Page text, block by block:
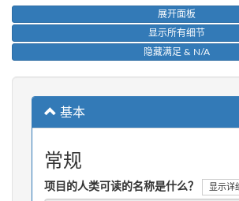
展开面板
显示所有细节
隐藏满足 & N/A
基本
常规
项目的人类可读的名称是什么？ 显示详